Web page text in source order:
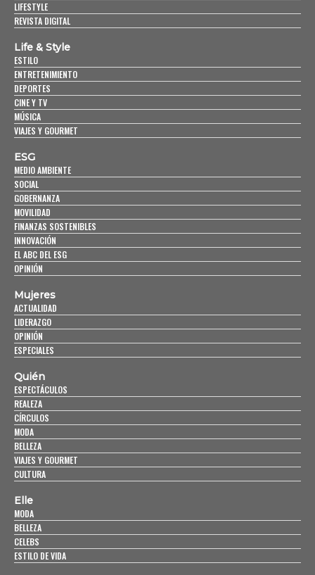
LIFESTYLE
REVISTA DIGITAL
Life & Style
ESTILO
ENTRETENIMIENTO
DEPORTES
CINE Y TV
MÚSICA
VIAJES Y GOURMET
ESG
MEDIO AMBIENTE
SOCIAL
GOBERNANZA
MOVILIDAD
FINANZAS SOSTENIBLES
INNOVACIÓN
EL ABC DEL ESG
OPINIÓN
Mujeres
ACTUALIDAD
LIDERAZGO
OPINIÓN
ESPECIALES
Quién
ESPECTÁCULOS
REALEZA
CÍRCULOS
MODA
BELLEZA
VIAJES Y GOURMET
CULTURA
Elle
MODA
BELLEZA
CELEBS
ESTILO DE VIDA